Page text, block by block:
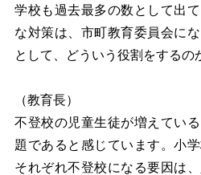
学校も過去最多の数として出
な対策は、市町教育委員会に
として、どういう役割をするの
（教育長）
不登校の児童生徒が増えてい
題であると感じています。小
それぞれ不登校になる要因は